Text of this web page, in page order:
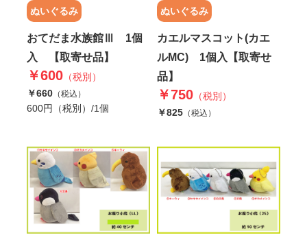
ぬいぐるみ
おてだま水族館Ⅲ 1個
入 【取寄せ品】
￥600 （税別）
￥660 （税込）
600円（税別）/1個
ぬいぐるみ
カエルマスコット(カエ
ルMC) 1個入【取寄せ
品】
￥750 （税別）
￥825 （税込）